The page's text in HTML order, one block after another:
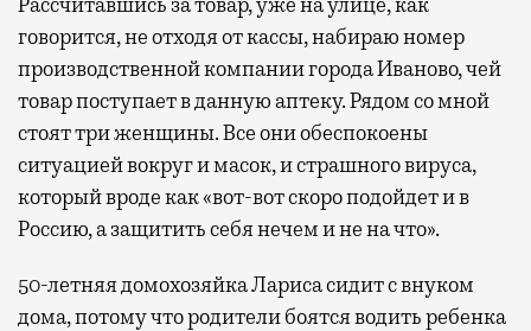
говорится, не отходя от кассы, набираю номер
производственной компании города Иваново, чей
товар поступает в данную аптеку. Рядом со мной
стоят три женщины. Все они обеспокоены
ситуацией вокруг и масок, и страшного вируса,
который вроде как «вот-вот скоро подойдет и в
Россию, а защитить себя нечем и не на что».
50-летняя домохозяйка Лариса сидит с внуком
дома, потому что родители боятся водить ребенка